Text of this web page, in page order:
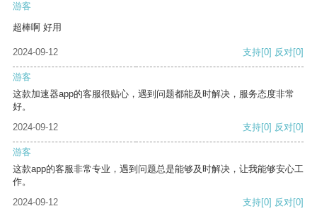
游客
超棒啊 好用
2024-09-12 支持[0] 反对[0]
游客
这款加速器app的客服很贴心，遇到问题都能及时解决，服务态度非常
好。
2024-09-12
支持[0] 反对[0]
游客
这款app的客服非常专业，遇到问题总是能够及时解决，让我能够安心工
作。
2024-09-12
支持[0] 反对[0]